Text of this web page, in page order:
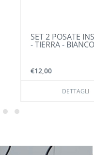
2 POSATE INSALATA
- BIANCO